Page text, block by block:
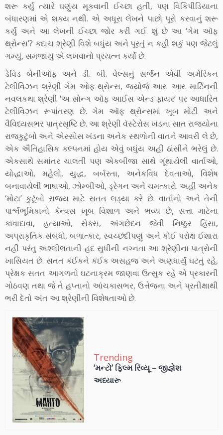
શરૂ કર્યું ત્યારે ઘણુંય મૂકવાની ઈચ્છા હતી, પણ વિકિપીડિયાના
બંધારણમાં એ શક્ય નથી. એ અધૂરા લેખને પાછો પૂરો કરવાનું શરૂ
કર્યું અને આ લેખની ઈચ્છા જોર કરી ગઈ. શું છે આ ‘ગેમ ઑફ
થ્રોન્સ’? કદાચ શ્રેણી વિશે બધુંય અને પૂરતું ન કહી શકું પણ જેટલું
ગમ્યું, સમજાયું એ લખવાનો પ્રયત્ન કર્યો છે.
ડેવિડ બેનીઑફ અને ડી. બી. વેલ્સનું સર્જન એવી અમેરિકન
ટેલીવિઝન શ્રેણી ગેમ ઓફ થ્રોન્સ, જ્યોર્જ આર. આર. માર્ટિનની
નવલકથા શ્રેણી ‘અ સોન્ગ ઑફ આઈસ એન્ડ ફાયર’ પર આધારિત
ટેલીવિઝન રૂપાંતરણ છે. ગેમ ઑફ થ્રોન્સમાં ખૂબ મોટી અને
વૈવિધ્યસભર પાત્રસૃષ્ટિ છે. આ શ્રેણી વૅસ્ટેરોસ ખંડના સાત રાજ્યોના
રાજકુટુંબો અને એસ્સોસ ખંડના અનેક સ્થળોની વાતને આવરી લે છે,
એક ઐતિહાસિક કલ્પનમાં હોય એવું બધુંય અહીં ઠાંસીને ભરેલું છે.
એકસાથે સમાંતર ચાલતી પણ એકબીજા સાથે ગૂંથાયેલી વાર્તાઓ,
યોદ્ધાઓ, મહેલો, યુદ્ધ, બર્બરતા, અનેકવિધ દેવતાઓ, વિશેષ
બનાવાયેલી ભાષાઓ, ઝોમ્બીઓ, ડ્રેગન અને ચમત્કારો. અહીં અનેક
‘મોટા’ કુટૂંબો રાજ્ય માટે સતત લડ્યા કરે છે. વાર્તાનો અને તેની
પાર્શ્વભૂમિકાનો કૅન્વસ ખૂબ વિશાળ અને ભવ્ય છે, સત્તા માટેના
કાવાદાવા, હત્યાઓ, સેક્સ, અંગછેદન જેવી નિષ્ઠુર હિંસા,
અપ્રાકૃતિક સંબંધો, બળાત્કાર, સ્વચ્છંદીપણું અને કોઈ પરોક્ષ ઈશારા
નહીં પરંતુ અશ્લીલતાની હદ સુધીની નગ્નતા આ શ્રેણીના પાત્રોની
ખાસિયત છે. સતત કંઈકને કંઈક અસહજ અને અણધાર્યું ઘટતું રહે,
પ્રેક્ષક સતત આગળનો ઘટનાક્રમ જાણવા ઉત્સુક રહે એ પ્રકારની
ગોઠવણ તથા જે તે હપ્તાનો આંચકાસભર, ઉત્તેજના અને પ્રતીક્ષાથી
ભરી દેતો અંત આ શ્રેણીની વિશેષતાઓ છે.
Trending
‘મન્ટો’ ફિલ્મ રિવ્યૂ – જીજ્ઞેશ
અધ્યારૂ